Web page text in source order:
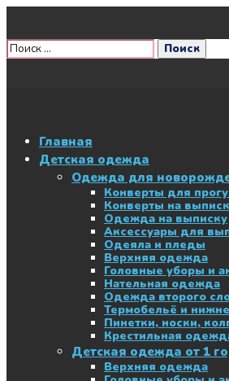
Главная
Детская одежда
Одежда для
Конверты для
Конверты на
Одежда на выписку
Аксессуары для
Одеяла и пледы
Верхняя одежда
Головные уборы и
Нательная одежда
Одежда второго
Термобельё и
Пинетки, носки,
Крестильная
Детская одежда от 1
Верхняя одежда